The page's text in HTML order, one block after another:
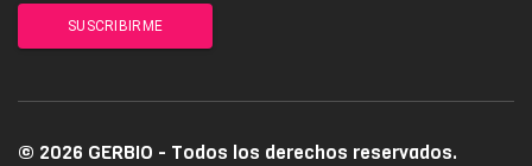
© 2026 GERBIO - Todos los derechos reservados.